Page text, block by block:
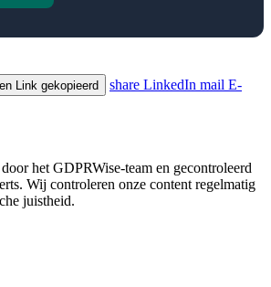
Link gekopieerd share LinkedIn mail E-
het GDPRWise-team en gecontroleerd
Wij controleren onze content regelmatig
juistheid.